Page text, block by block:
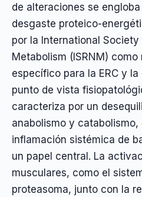
de alteraciones se
desgaste proteico-
por la International
Metabolism (ISRNM)
específico para la ERC y la
punto de vista
caracteriza por un
anabolismo y catabolismo,
inflamación sistémica de
un papel central. La
musculares, como el
proteasoma, junto con la